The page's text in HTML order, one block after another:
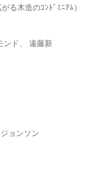
る木造のｺﾝﾄﾞﾐﾆｱﾑ）
ンド、 遠藤新
ョンソン